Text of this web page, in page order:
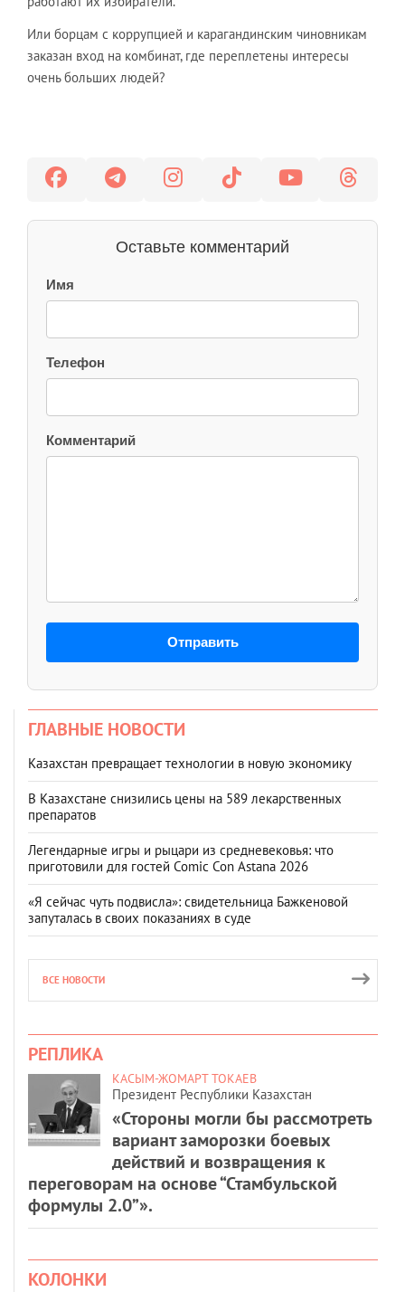
Или борцам с коррупцией и карагандинским чиновникам
заказан вход на комбинат, где переплетены интересы
очень больших людей?
Оставьте комментарий
Имя
Телефон
Комментарий
Отправить
ГЛАВНЫЕ НОВОСТИ
Казахстан превращает технологии в новую экономику
В Казахстане снизились цены на 589 лекарственных
препаратов
Легендарные игры и рыцари из средневековья: что
приготовили для гостей Comic Con Astana 2026
«Я сейчас чуть подвисла»: свидетельница Бажкеновой
запуталась в своих показаниях в суде
ВСЕ НОВОСТИ
РЕПЛИКА
КАСЫМ-ЖОМАРТ ТОКАЕВ
Президент Республики Казахстан
«Стороны могли бы рассмотреть
вариант заморозки боевых
действий и возвращения к
переговорам на основе “Стамбульской
формулы 2.0”».
КОЛОНКИ